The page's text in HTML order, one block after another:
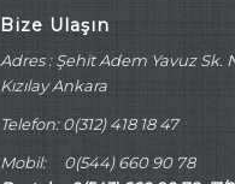
Bize Ulaşın
Adres : Şehit Adem Yavuz Sk.
Kızılay Ankara
Telefon: 0(312) 418 18 47
Mobil: 0(544) 660 90 78